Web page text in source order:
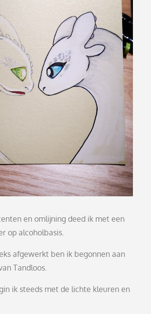
en omlijning deed ik met een
op alcoholbasis.
afgewerkt ben ik begonnen aan
Tandloos.
ik steeds met de lichte kleuren en